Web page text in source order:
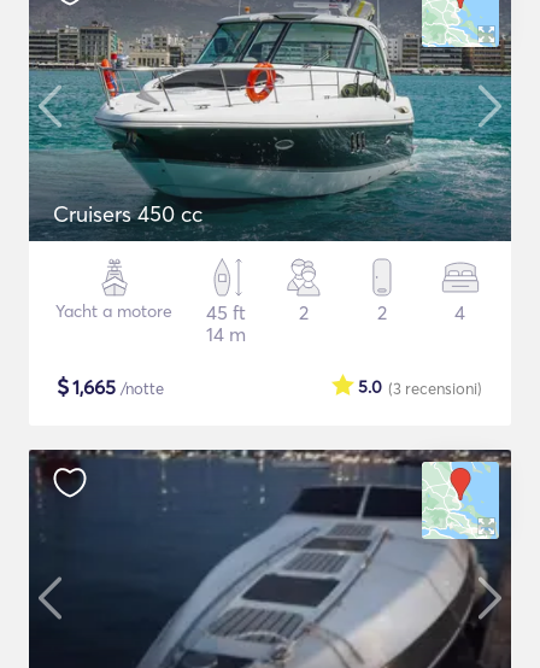
Cruisers 450 cc
Yacht a motore
45 ft
14 m
2 2 4
$1,665 /notte (3 recensioni)
5.0